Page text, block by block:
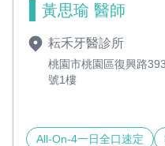
黃思瑜 醫師
耘禾牙醫診所
桃園市桃園區復興路393
號1樓
All-On-4一日全口速定